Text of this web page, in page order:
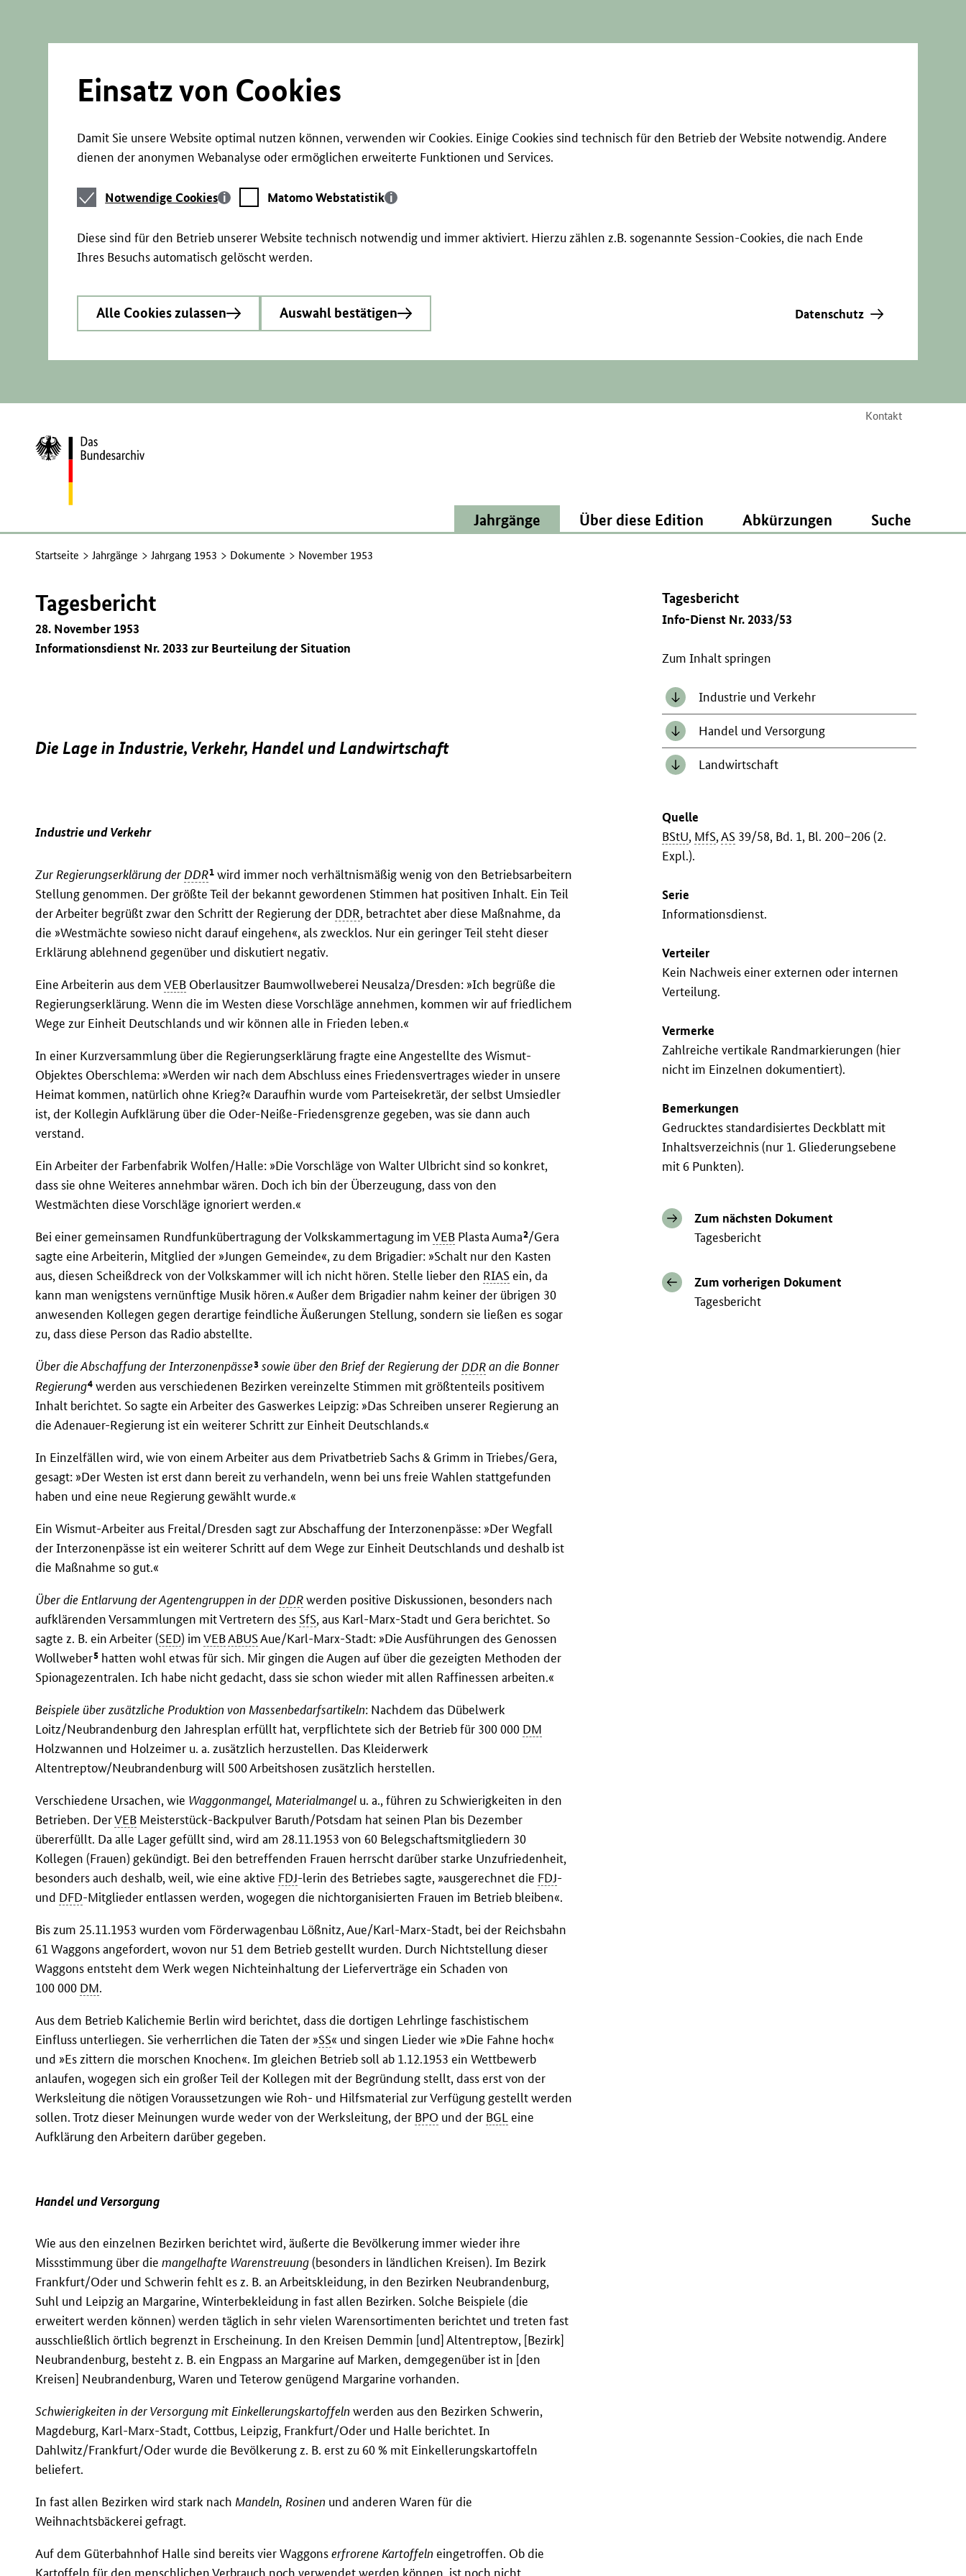
Einsatz von Cookies
Damit Sie unsere Website optimal nutzen können, verwenden wir Cookies. Einige Cookies sind technisch für den Betrieb der Website notwendig. Andere
dienen der anonymen Webanalyse oder ermöglichen erweiterte Funktionen und Services.
Notwendige
Cookies
Notwendige Cookies
Matomo
Webstatistik
Matomo Webstatistik
Diese sind für den Betrieb unserer Website technisch notwendig und immer aktiviert. Hierzu zählen z.B. sogenannte Session-Cookies, die nach Ende
Ihres Besuchs automatisch gelöscht werden.
Alle Cookies zulassen Auswahl bestätigen Datenschutz
Kontakt
Zur
Startseite
Jahrgänge Über diese Edition Abkürzungen Suche
Startseite Jahrgänge Jahrgang 1953 Dokumente November 1953
Tagesbericht
Info-Dienst Nr. 2033/53
Zum Inhalt springen
Industrie und Verkehr
Handel und Versorgung
Landwirtschaft
Quelle
BStU, MfS,AS 39/58, Bd. 1, Bl. 200–206 (2.
Expl.).
Serie
Informationsdienst.
Verteiler
Kein Nachweis einer externen oder internen
Verteilung.
Vermerke
Zahlreiche vertikale Randmarkierungen (hier
nicht im Einzelnen dokumentiert).
Bemerkungen
Gedrucktes standardisiertes Deckblatt mit
Inhaltsverzeichnis (nur 1. Gliederungsebene
mit 6 Punkten).
Zum nächsten Dokument
Tagesbericht
Zum vorherigen Dokument
Tagesbericht
Tagesbericht
28. November 1953
Informationsdienst Nr. 2033 zur Beurteilung der Situation
Die Lage in Industrie, Verkehr, Handel und Landwirtschaft
Industrie und Verkehr
Zur Regierungserklärung der DDR1 wird immer noch verhältnismäßig wenig von den Betriebsarbeitern
Stellung genommen. Der größte Teil der bekannt gewordenen Stimmen hat positiven Inhalt. Ein Teil
der Arbeiter begrüßt zwar den Schritt der Regierung der DDR, betrachtet aber diese Maßnahme, da
die »Westmächte sowieso nicht darauf eingehen«, als zwecklos. Nur ein geringer Teil steht dieser
Erklärung ablehnend gegenüber und diskutiert negativ.
Eine Arbeiterin aus demVEB Oberlausitzer Baumwollweberei Neusalza/Dresden: »Ich begrüße die
Regierungserklärung. Wenn die im Westen diese Vorschläge annehmen, kommen wir auf friedlichem
Wege zur Einheit Deutschlands und wir können alle in Frieden leben.«
In einer Kurzversammlung über die Regierungserklärung fragte eine Angestellte des Wismut-
Objektes Oberschlema: »Werden wir nach dem Abschluss eines Friedensvertrages wieder in unsere
Heimat kommen, natürlich ohne Krieg?« Daraufhin wurde vom Parteisekretär, der selbst Umsiedler
ist, der Kollegin Aufklärung über die Oder-Neiße-Friedensgrenze gegeben, was sie dann auch
verstand.
Ein Arbeiter der Farbenfabrik Wolfen/Halle: »Die Vorschläge von Walter Ulbricht sind so konkret,
dass sie ohne Weiteres annehmbar wären. Doch ich bin der Überzeugung, dass von den
Westmächten diese Vorschläge ignoriert werden.«
Bei einer gemeinsamen Rundfunkübertragung der Volkskammertagung imVEB Plasta Auma2/Gera
sagte eine Arbeiterin, Mitglied der »Jungen Gemeinde«, zu dem Brigadier: »Schalt nur den Kasten
aus, diesen Scheißdreck von der Volkskammer will ich nicht hören. Stelle lieber den RIAS ein, da
kann man wenigstens vernünftige Musik hören.« Außer dem Brigadier nahm keiner der übrigen 30
anwesenden Kollegen gegen derartige feindliche Äußerungen Stellung, sondern sie ließen es sogar
zu, dass diese Person das Radio abstellte.
Über die Abschaffung der Interzonenpässe3 sowie über den Brief der Regierung der DDRan die Bonner
Regierung4 werden aus verschiedenen Bezirken vereinzelte Stimmen mit größtenteils positivem
Inhalt berichtet. So sagte ein Arbeiter des Gaswerkes Leipzig: »Das Schreiben unserer Regierung an
die Adenauer-Regierung ist ein weiterer Schritt zur Einheit Deutschlands.«
In Einzelfällen wird, wie von einem Arbeiter aus dem Privatbetrieb Sachs & Grimm in Triebes/Gera,
gesagt: »Der Westen ist erst dann bereit zu verhandeln, wenn bei uns freie Wahlen stattgefunden
haben und eine neue Regierung gewählt wurde.«
Ein Wismut-Arbeiter aus Freital/Dresden sagt zur Abschaffung der Interzonenpässe: »Der Wegfall
der Interzonenpässe ist ein weiterer Schritt auf dem Wege zur Einheit Deutschlands und deshalb ist
die Maßnahme so gut.«
Über die Entlarvung der Agentengruppen in der DDRwerden positive Diskussionen, besonders nach
aufklärenden Versammlungen mit Vertretern des SfS, aus Karl-Marx-Stadt und Gera berichtet. So
sagte z. B. ein Arbeiter (SED) imVEBABUSAue/Karl-Marx-Stadt: »Die Ausführungen des Genossen
Wollweber5 hatten wohl etwas für sich. Mir gingen die Augen auf über die gezeigten Methoden der
Spionagezentralen. Ich habe nicht gedacht, dass sie schon wieder mit allen Raffinessen arbeiten.«
Beispiele über zusätzliche Produktion von Massenbedarfsartikeln: Nachdem das Dübelwerk
Loitz/Neubrandenburg den Jahresplan erfüllt hat, verpflichtete sich der Betrieb für 300 000 DM
Holzwannen und Holzeimer u. a. zusätzlich herzustellen. Das Kleiderwerk
Altentreptow/Neubrandenburg will 500 Arbeitshosen zusätzlich herstellen.
Verschiedene Ursachen, wie Waggonmangel, Materialmangel u. a., führen zu Schwierigkeiten in den
Betrieben. DerVEB Meisterstück-Backpulver Baruth/Potsdam hat seinen Plan bis Dezember
übererfüllt. Da alle Lager gefüllt sind, wird am 28.11.1953 von 60 Belegschaftsmitgliedern 30
Kollegen (Frauen) gekündigt. Bei den betreffenden Frauen herrscht darüber starke Unzufriedenheit,
besonders auch deshalb, weil, wie eine aktive FDJ-lerin des Betriebes sagte, »ausgerechnet die FDJ-
und DFD-Mitglieder entlassen werden, wogegen die nichtorganisierten Frauen im Betrieb bleiben«.
Bis zum 25.11.1953 wurden vom Förderwagenbau Lößnitz, Aue/Karl-Marx-Stadt, bei der Reichsbahn
61 Waggons angefordert, wovon nur 51 dem Betrieb gestellt wurden. Durch Nichtstellung dieser
Waggons entsteht dem Werk wegen Nichteinhaltung der Lieferverträge ein Schaden von
100 000 DM.
Aus dem Betrieb Kalichemie Berlin wird berichtet, dass die dortigen Lehrlinge faschistischem
Einfluss unterliegen. Sie verherrlichen die Taten der »SS« und singen Lieder wie »Die Fahne hoch«
und »Es zittern die morschen Knochen«. Im gleichen Betrieb soll ab 1.12.1953 ein Wettbewerb
anlaufen, wogegen sich ein großer Teil der Kollegen mit der Begründung stellt, dass erst von der
Werksleitung die nötigen Voraussetzungen wie Roh- und Hilfsmaterial zur Verfügung gestellt werden
sollen. Trotz dieser Meinungen wurde weder von der Werksleitung, der BPO und der BGL eine
Aufklärung den Arbeitern darüber gegeben.
Handel und Versorgung
Wie aus den einzelnen Bezirken berichtet wird, äußerte die Bevölkerung immer wieder ihre
Missstimmung über diemangelhafte Warenstreuung(besonders in ländlichen Kreisen). Im Bezirk
Frankfurt/Oder und Schwerin fehlt es z. B. an Arbeitskleidung, in den Bezirken Neubrandenburg,
Suhl und Leipzig an Margarine, Winterbekleidung in fast allen Bezirken. Solche Beispiele (die
erweitert werden können) werden täglich in sehr vielen Warensortimenten berichtet und treten fast
ausschließlich örtlich begrenzt in Erscheinung. In den Kreisen Demmin [und] Altentreptow, [Bezirk]
Neubrandenburg, besteht z. B. ein Engpass an Margarine auf Marken, demgegenüber ist in [den
Kreisen] Neubrandenburg, Waren und Teterow genügend Margarine vorhanden.
Schwierigkeiten in der Versorgung mit Einkellerungskartoffeln werden aus den Bezirken Schwerin,
Magdeburg, Karl-Marx-Stadt, Cottbus, Leipzig, Frankfurt/Oder und Halle berichtet. In
Dahlwitz/Frankfurt/Oder wurde die Bevölkerung z. B. erst zu 60 % mit Einkellerungskartoffeln
beliefert.
In fast allen Bezirken wird stark nach Mandeln, Rosinen und anderen Waren für die
Weihnachtsbäckerei gefragt.
Auf dem Güterbahnhof Halle sind bereits vier Waggonserfrorene Kartoffeln eingetroffen. Ob die